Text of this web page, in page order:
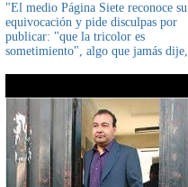
"El medio Página Siete reconoce su
equivocación y pide disculpas por
publicar: "que la tricolor es
sometimiento", algo que jamás dije,